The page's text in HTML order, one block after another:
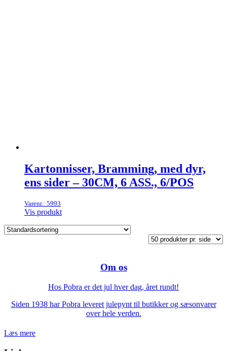
Kartonnisser, Bramming, med dyr,
ens sider – 30CM, 6 ASS., 6/POS
Varenr.: 5993
Vis produkt
Om os
Hos Pobra er det jul hver dag, året rundt!
Siden 1938 har Pobra leveret julepynt til butikker og sæsonvarer
over hele verden.
Læs mere